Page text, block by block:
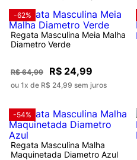
-62%
Regata Masculina Meia Malha
Diametro Verde
R$ 64,99 R$ 24,99
ou 1x de R$ 24,99 sem juros
-54%
Regata Masculina Malha
Maquinetada Diametro Azul